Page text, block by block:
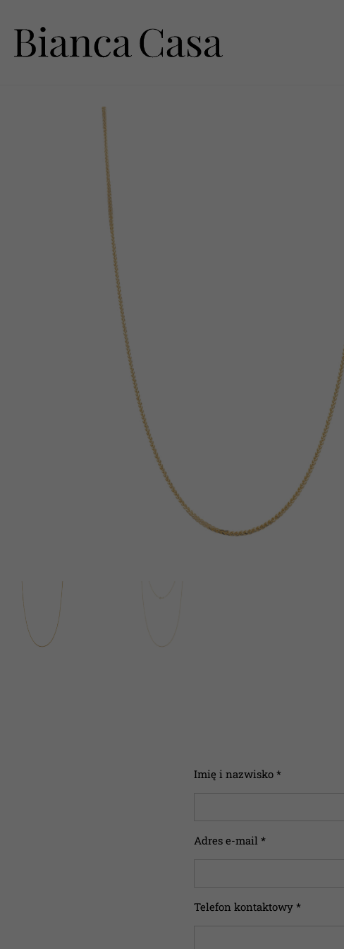
Imię i nazwisko *
Adres e-mail *
Telefon kontaktowy *